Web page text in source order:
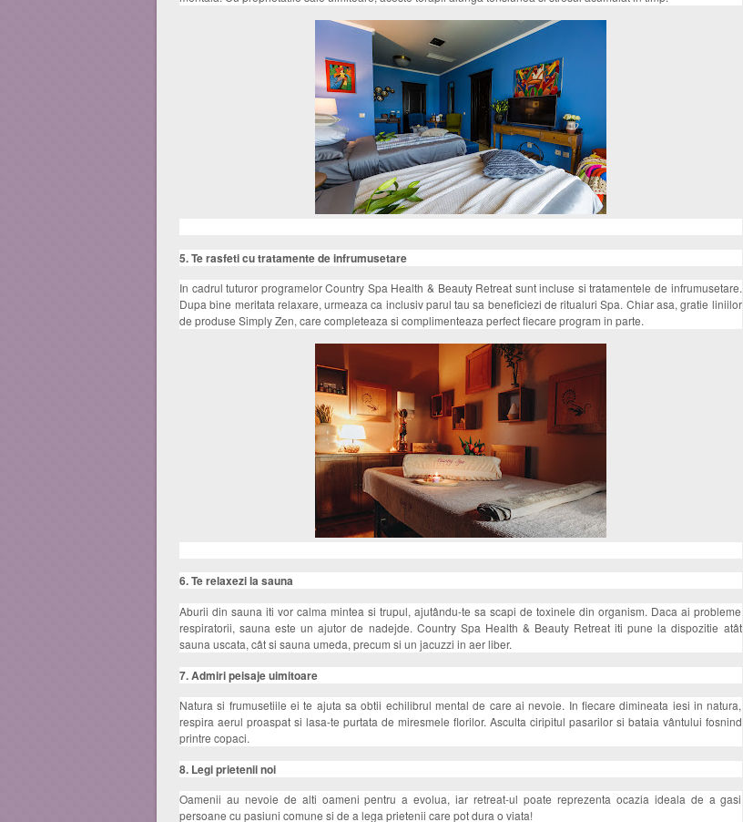
5. Te rasfeti cu tratamente de infrumusetare
In cadrul tuturor programelor Country Spa Health & Beauty Retreat sunt incluse si tratamentele de infrumusetare.
Dupa bine meritata relaxare, urmeaza ca inclusiv parul tau sa beneficiezi de ritualuri Spa. Chiar asa, gratie liniilor
de produse Simply Zen, care completeaza si complimenteaza perfect fiecare program in parte.
6. Te relaxezi la sauna
Aburii din sauna iti vor calma mintea si trupul, ajutându-te sa scapi de toxinele din organism. Daca ai probleme
respiratorii, sauna este un ajutor de nadejde. Country Spa Health & Beauty Retreat iti pune la dispozitie atât
sauna uscata, cât si sauna umeda, precum si un jacuzzi in aer liber.
7. Admiri peisaje uimitoare
Natura si frumusetiile ei te ajuta sa obtii echilibrul mental de care ai nevoie. In fiecare dimineata iesi in natura,
respira aerul proaspat si lasa-te purtata de miresmele florilor. Asculta ciripitul pasarilor si bataia vântului fosnind
printre copaci.
8. Legi prietenii noi
Oamenii au nevoie de alti oameni pentru a evolua, iar retreat-ul poate reprezenta ocazia ideala de a gasi
persoane cu pasiuni comune si de a lega prietenii care pot dura o viata!